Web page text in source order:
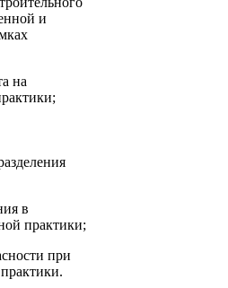
и
на
в
практики;
при